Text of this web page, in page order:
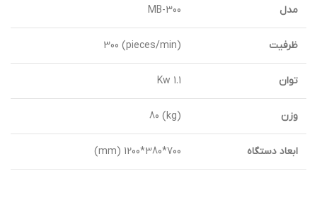
مدل MB-300
ظرفیت (pieces/min) 300
توان 1.1 Kw
وزن (kg) 80
ابعاد دستگاه 700*380*1200 (mm)